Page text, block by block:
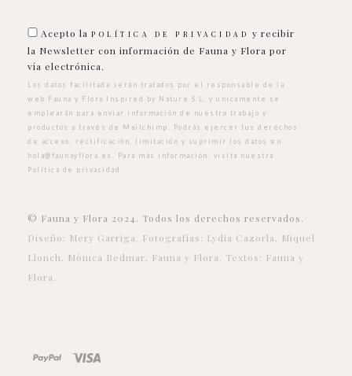
Acepto la POLÍTICA DE PRIVACIDAD
y recibir
la Newsletter con información de Fauna y Flora por
vía electrónica.
Los datos facilitada serán tratados por el responsable de la
web Fauna y Flora Inspired by Nature S.L. y únicamente se
emplearán para enviar información de nuestro trabajo y
productos a través de Mailchimp. Podrás ejercer tus derechos
de acceso, rectificación, limitación y suprimir los datos en
hola@faunayflora.es
. Para más información, visita nuestra
Política de privacidad
© Fauna y Flora 2024. Todos los derechos reservados.
Diseño: Mery Garriga. Fotografías: Lydia Cazorla, Miquel
Llonch, Mònica Bedmar, Fauna y Flora. Textos: Fauna y
Flora.